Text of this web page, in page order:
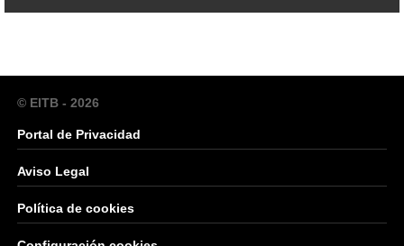
© EITB - 2026
Portal de Privacidad
Aviso Legal
Política de cookies